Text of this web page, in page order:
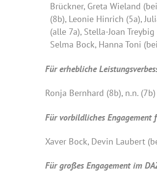
Brückner, Greta Wieland
(8b), Leonie Hinrich (5a),
(alle 7a), Stella-Joan
Selma Bock, Hanna Toni
Für erhebliche
Ronja Bernhard (8b), n.n. (7b)
Für vorbildliches Engagement
Xaver Bock, Devin Laubert
Für großes Engagement im